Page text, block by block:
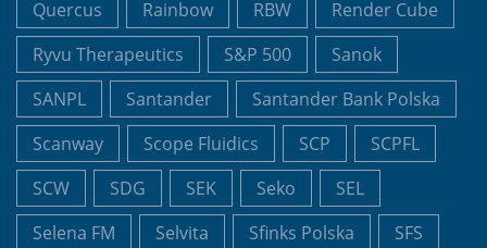
Quercus
Rainbow RBW
Render Cube
Ryvu Therapeutics
S&P 500
Sanok
SANPL
Santander
Santander Bank Polska
Scanway
Scope Fluidics SCP
SCPFL
SCW
SDG SEK Seko
SEL
Selena FM
Selvita Sfinks Polska
SFS